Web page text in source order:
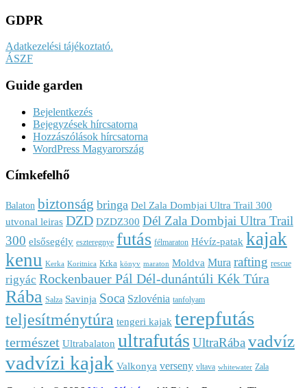
GDPR
Adatkezelési tájékoztató.
ÁSZF
Guide garden
Bejelentkezés
Bejegyzések hírcsatorna
Hozzászólások hírcsatorna
WordPress Magyarország
Címkefelhő
Balaton biztonság bringa Del Zala Dombjai Ultra Trail 300
utvonal leiras DZD DZDZ300 Dél Zala Dombjai Ultra Trail
300 elsősegély eszteregnye futás félmaraton Hévíz-patak kajak
kenu Kerka Koritnica Krka könyv maraton Moldva Mura rafting rescue
rigyác Rockenbauer Pál Dél-dunántúli Kék Túra
Rába Salza Savinja Soca Szlovénia tanfolyam
teljesítménytúra tengeri kajak terepfutás
természet Ultrabalaton ultrafutás UltraRába vadvíz
vadvízi kajak Valkonya verseny vltava whitewater Zala